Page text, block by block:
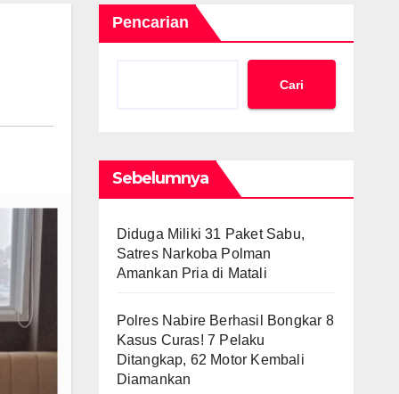
Pencarian
Cari
Sebelumnya
Diduga Miliki 31 Paket Sabu,
Satres Narkoba Polman
Amankan Pria di Matali
Polres Nabire Berhasil Bongkar 8
Kasus Curas! 7 Pelaku
Ditangkap, 62 Motor Kembali
Diamankan